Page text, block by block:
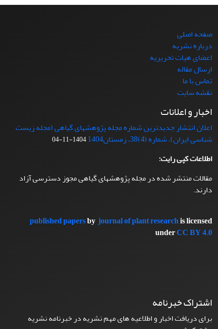
صفحه اصلی
درباره نشریه
اعضای هیات تحریریه
ارسال مقاله
تماس با ما
نقشه سایت
اخبار و اعلانات
اعلان انتشار جدیدترین شماره مجله پژوهشهای گیاهی (مجله زیست
شناسی ایران)، شماره (4)38، زمستان1404
1404-11-04
اطلاعات کپی رایت:
مقالات منتشر شده در مجله پژوهشهای گیاهی مجوز دسترسی آزاد
دارند.
published papersbyjournal of plant researchis licensed
underCC BY 4.0
اشتراک خبرنامه
برای دریافت اخبار و اطلاعیه های مهم نشریه در خبرنامه نشریه